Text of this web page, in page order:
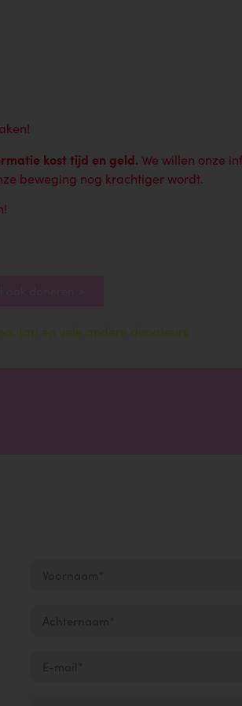
kost tijd en geld. We willen onze
beweging nog krachtiger wordt.
Jari en vele andere donateurs